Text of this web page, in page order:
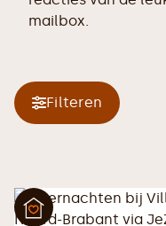
mailbox.
Filteren